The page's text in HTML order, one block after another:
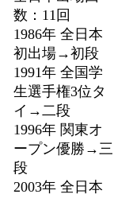
数：11回
1986年 全日本
初出場→初段
1991年 全国学
生選手権3位タ
イ→二段
1996年 関東オ
ープン優勝→三
段
2003年 全日本